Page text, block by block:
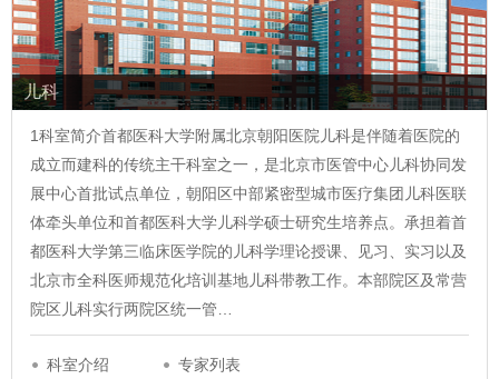
儿科
1科室简介首都医科大学附属北京朝阳医院儿科是伴随着医院的
成立而建科的传统主干科室之一，是北京市医管中心儿科协同发
展中心首批试点单位，朝阳区中部紧密型城市医疗集团儿科医联
体牵头单位和首都医科大学儿科学硕士研究生培养点。承担着首
都医科大学第三临床医学院的儿科学理论授课、见习、实习以及
北京市全科医师规范化培训基地儿科带教工作。本部院区及常营
院区儿科实行两院区统一管…
科室介绍 专家列表